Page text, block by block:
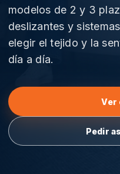
modelos de 2 y 3
deslizantes y
elegir el tejido y la
día a día.
Ver
Pedir